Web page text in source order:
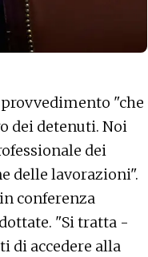
"che
dei detenuti. Noi
dei
delle lavorazioni".
conferenza
"Si tratta -
di accedere alla